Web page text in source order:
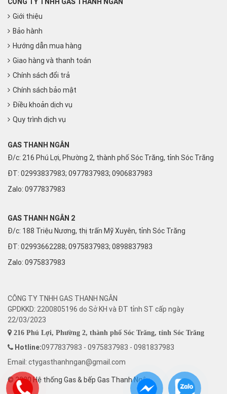
Giới thiệu
Bảo hành
Hướng dẫn mua hàng
Giao hàng và thanh toán
Chính sách đổi trả
Chính sách bảo mật
Điều khoản dịch vụ
Quy trình dịch vụ
GAS THANH NGÂN
Đ/c: 216 Phú Lợi, Phường 2, thành phố Sóc Trăng, tỉnh Sóc Trăng
ĐT: 02993837983; 0977837983; 0906837983
Zalo: 0977837983
GAS THANH NGÂN 2
Đ/c: 188 Triệu Nương, thị trấn Mỹ Xuyên, tỉnh Sóc Trăng
ĐT: 02993662288; 0975837983; 0898837983
Zalo: 0975837983
CÔNG TY TNHH GAS THANH NGÂN
GPDKKD: 2200805196 do Sở KH và ĐT tỉnh ST cấp ngày
22/03/2023
216 Phú Lợi, Phường 2, thành phố Sóc Trăng, tỉnh Sóc Trăng
Hotline:0977837983 - 0975837983 - 0981837983
Email: ctygasthanhngan@gmail.com
© 2020 Hệ thống Gas & bếp Gas Thanh Ngân